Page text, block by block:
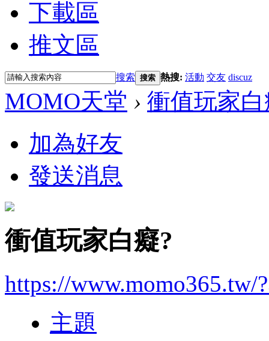
下載區
推文區
搜索 搜索 熱搜: 活動 交友 discuz
MOMO天堂 › 衝值玩家白
加為好友
發送消息
衝值玩家白癡?
https://www.momo365.tw/
主題